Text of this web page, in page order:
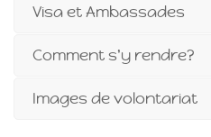
Visa et Ambassades
Comment s'y rendre?
Images de volontariat